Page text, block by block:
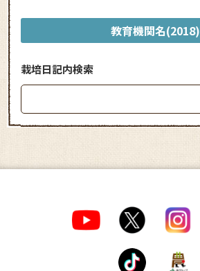
教育機関名(2018)
栽培日記内検索